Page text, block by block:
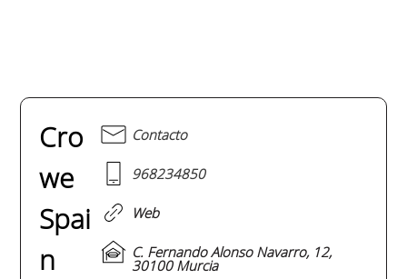
Cro
we
Spai
n
Contacto
968234850
Web
C. Fernando Alonso Navarro, 12,
30100 Murcia